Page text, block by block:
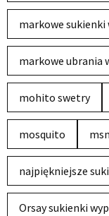
markowe sukienki
markowe ubrania
mohito swetry
mosquito
najpiękniejsze
Orsay sukienki